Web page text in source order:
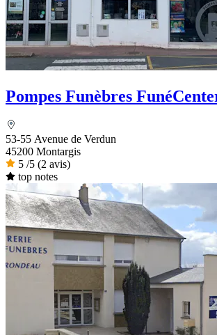
Pompes Funèbres
53-55 Avenue de Verdun
45200 Montargis
5 /5 (2 avis)
top notes